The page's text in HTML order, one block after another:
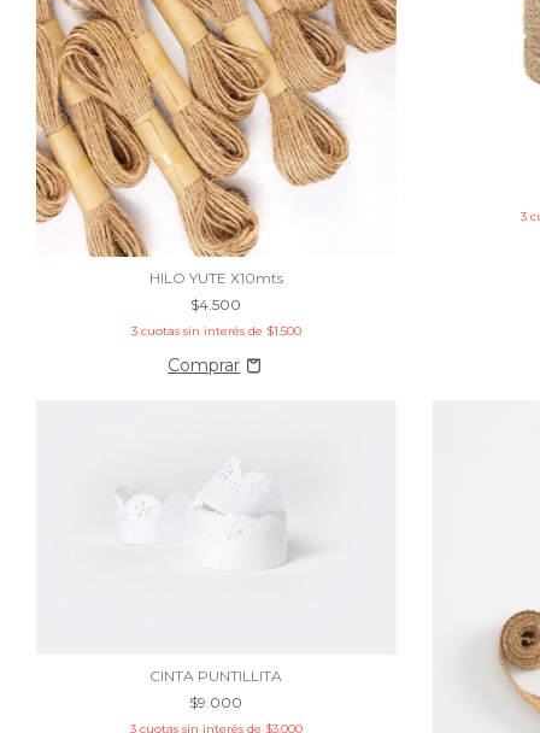
HILO YUTE X10mts
$4.500
3 cuotas sin interés de $1.500
3
CINTA PUNTILLITA
$9.000
3 cuotas sin interés de $3.000